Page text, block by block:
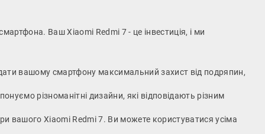
Ваш Xiaomi Redmi 7 - це інвестиція, і ми
вашому смартфону максимальний захист від подряпин,
різноманітні дизайни, які відповідають різним
вашого Xiaomi Redmi 7. Ви можете користуватися усіма